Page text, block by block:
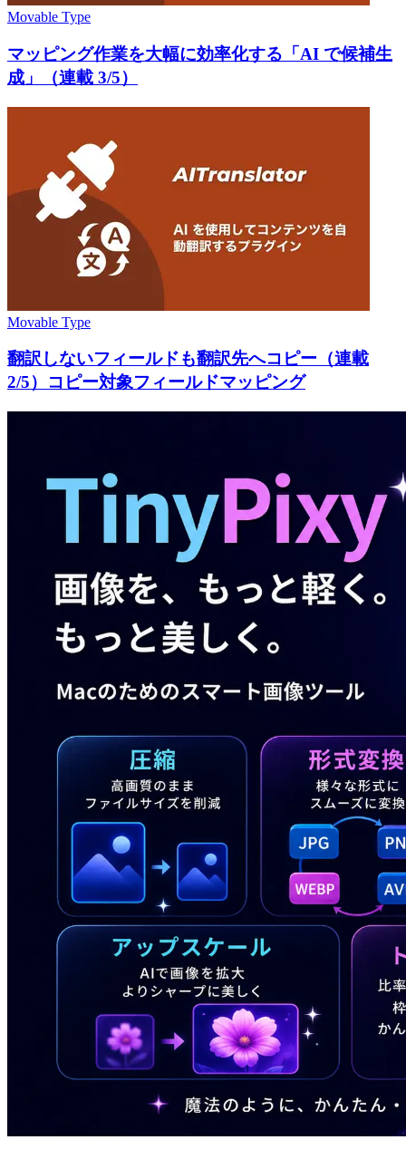
Movable Type
マッピング作業を大幅に効率化する「AI で候補生
成」（連載 3/5）
Movable Type
翻訳しないフィールドも翻訳先へコピー（連載
2/5）コピー対象フィールドマッピング